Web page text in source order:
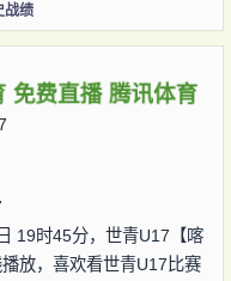
战绩
免费直播 腾讯体育
19时45分，世青U17【喀
放，喜欢看世青U17比赛